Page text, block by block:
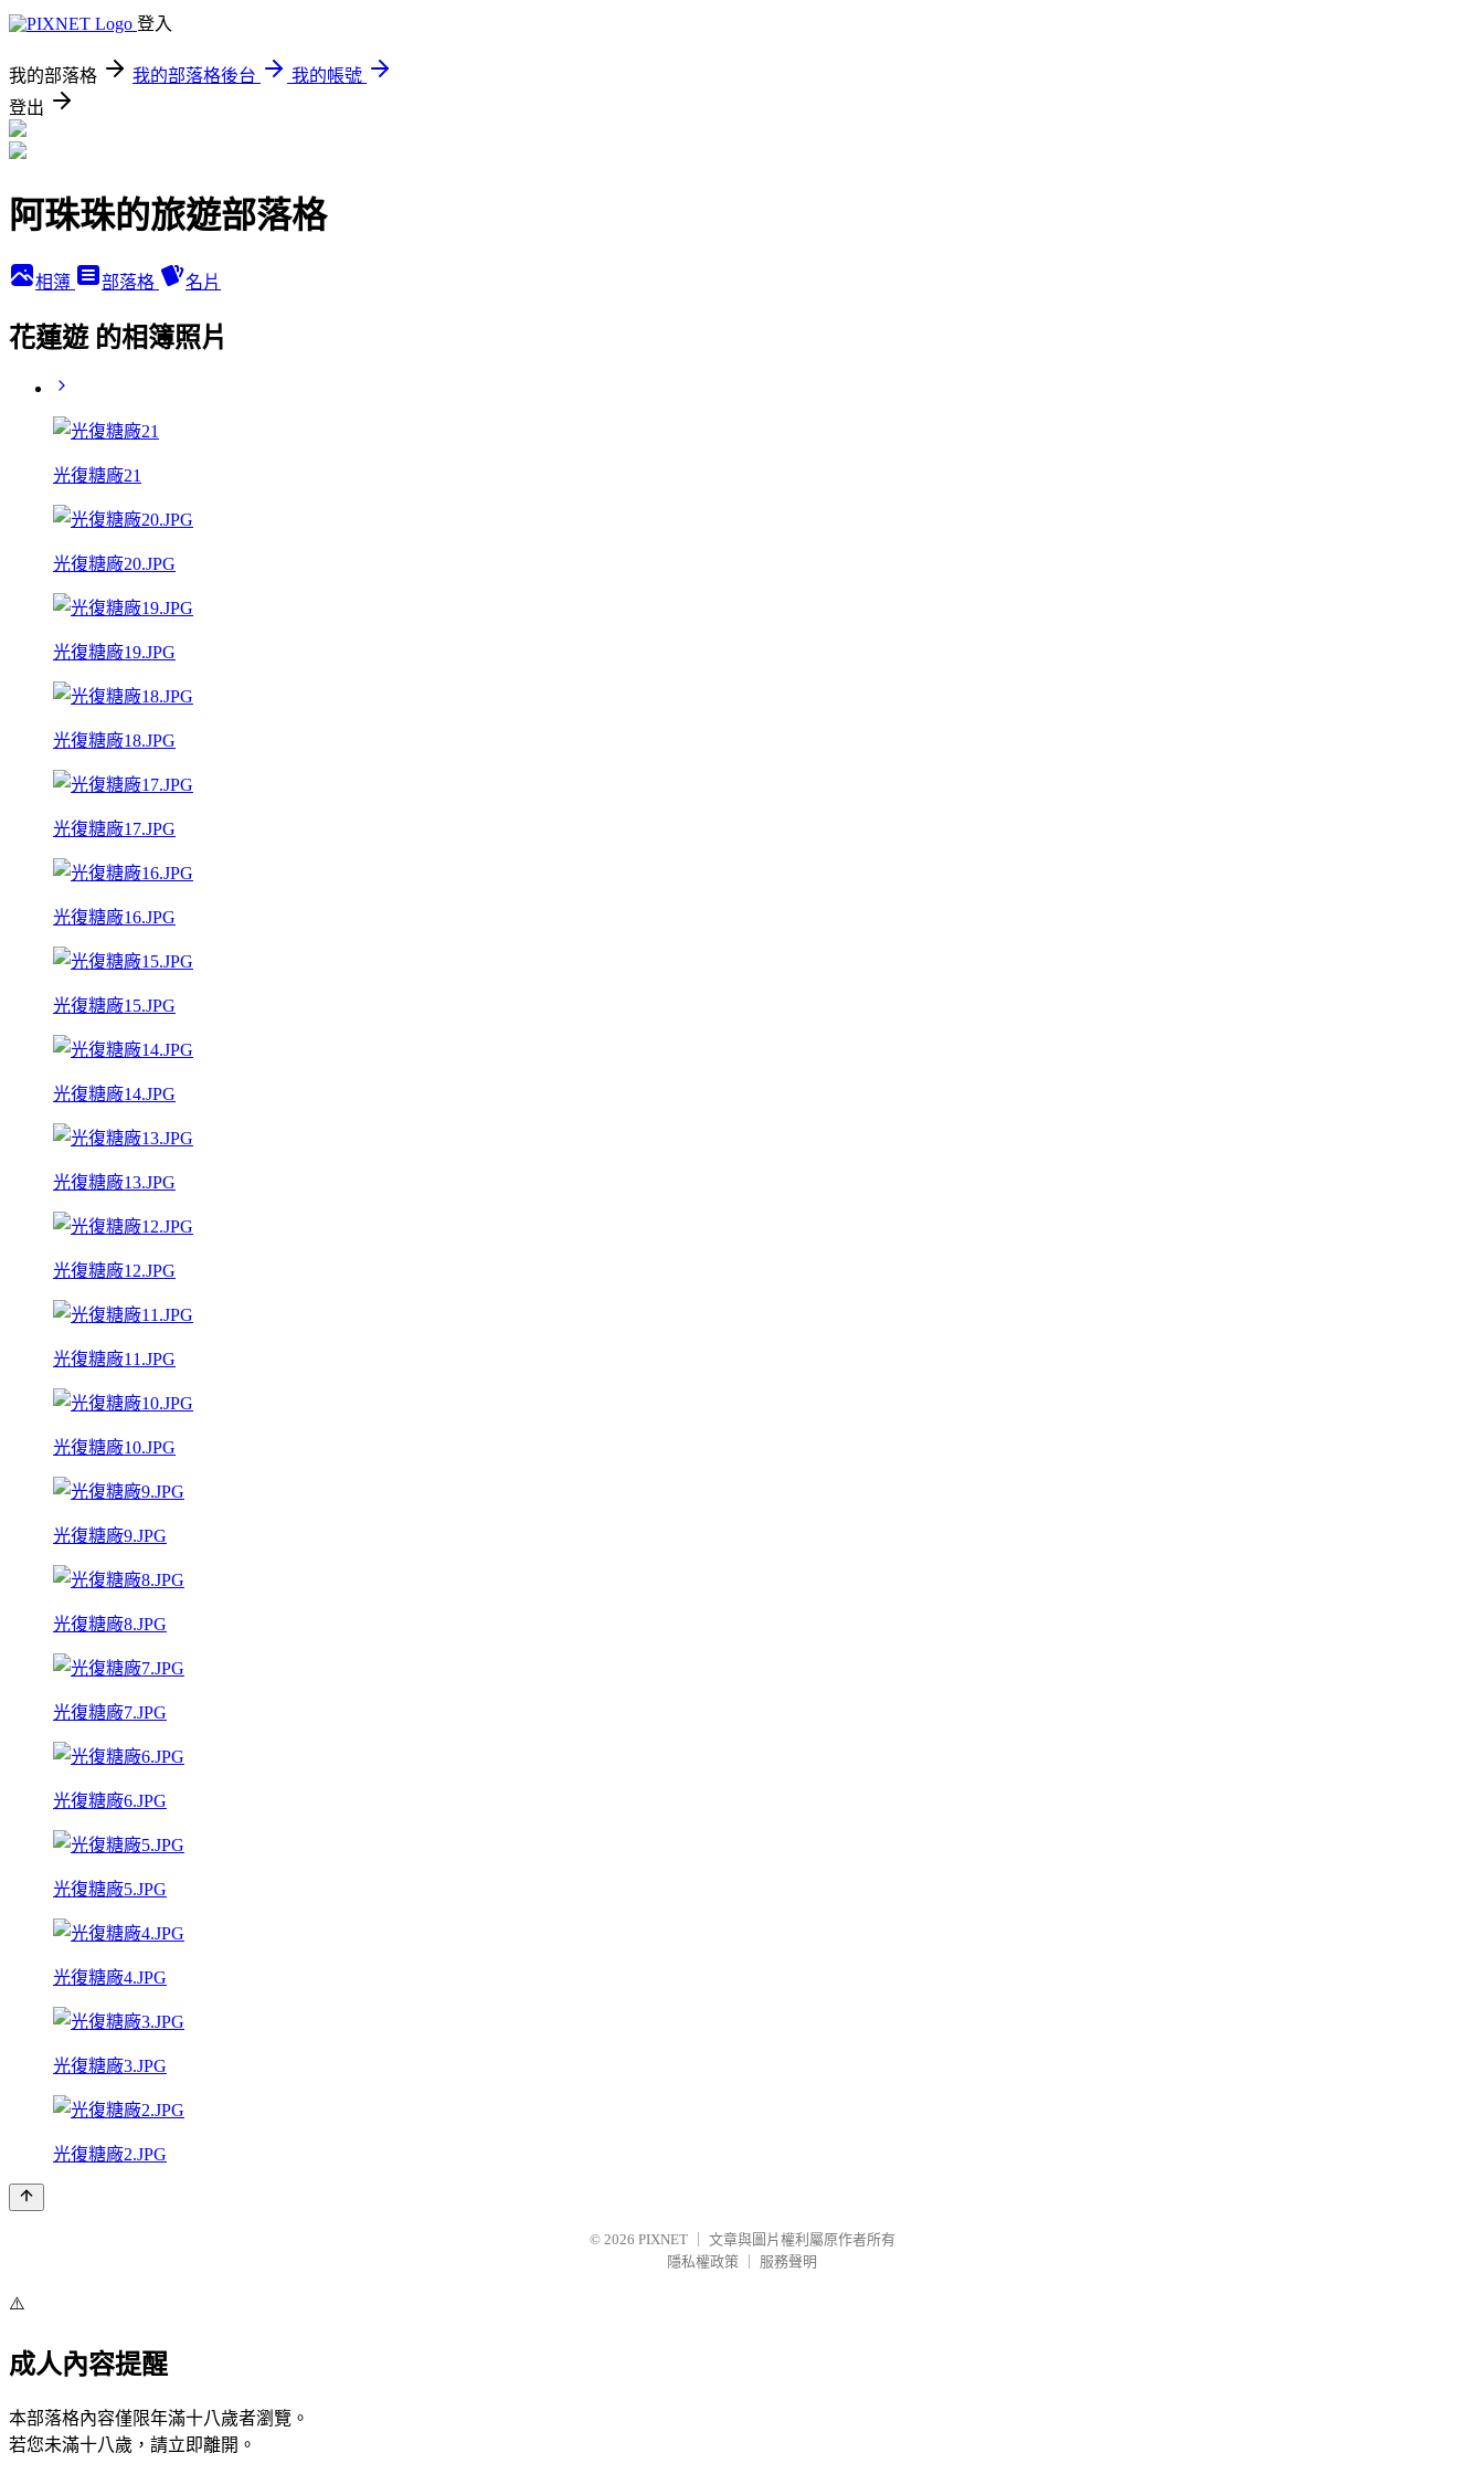
登入
我的部落格 我的部落格後台
我的帳號
登出
阿珠珠的旅遊部落格
相簿 部落格 名片
花蓮遊 的相簿照片
光復糖廠21
光復糖廠20.JPG
光復糖廠19.JPG
光復糖廠18.JPG
光復糖廠17.JPG
光復糖廠16.JPG
光復糖廠15.JPG
光復糖廠14.JPG
光復糖廠13.JPG
光復糖廠12.JPG
光復糖廠11.JPG
光復糖廠10.JPG
光復糖廠9.JPG
光復糖廠8.JPG
光復糖廠7.JPG
光復糖廠6.JPG
光復糖廠5.JPG
光復糖廠4.JPG
光復糖廠3.JPG
光復糖廠2.JPG
© 2026 PIXNET
文章與圖片權利屬原作者所有
隱私權政策
服務聲明
⚠️
成人內容提醒
本部落格內容僅限年滿十八歲者瀏覽。
若您未滿十八歲，請立即離開。